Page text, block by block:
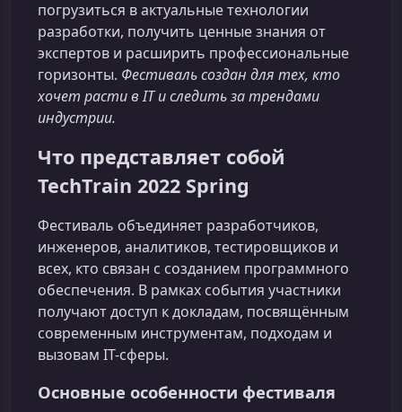
погрузиться в актуальные технологии
разработки, получить ценные знания от
экспертов и расширить профессиональные
горизонты. Фестиваль создан для тех, кто
хочет расти в IT и следить за трендами
индустрии.
Что представляет собой
TechTrain 2022 Spring
Фестиваль объединяет разработчиков,
инженеров, аналитиков, тестировщиков и
всех, кто связан с созданием программного
обеспечения. В рамках события участники
получают доступ к докладам, посвящённым
современным инструментам, подходам и
вызовам IT-сферы.
Основные особенности фестиваля